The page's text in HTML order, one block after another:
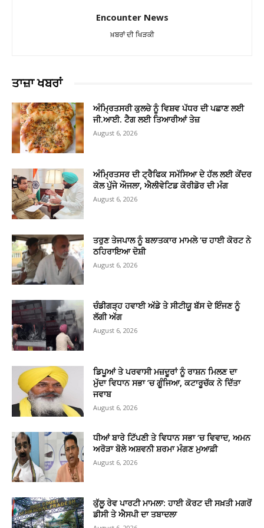
Encounter News
ਖ਼ਬਰਾਂ ਦੀ ਖਿੜਕੀ
ਤਾਜ਼ਾ ਖਬਰਾਂ
ਅੰਮ੍ਰਿਤਸਰੀ ਕੁਲਚੇ ਨੂੰ ਵਿਸ਼ਵ ਪੱਧਰ ਦੀ ਪਛਾਣ ਲਈ
ਜੀ.ਆਈ. ਟੈਗ ਲਈ ਤਿਆਰੀਆਂ ਤੇਜ਼
August 6, 2026
ਅੰਮ੍ਰਿਤਸਰ ਦੀ ਟ੍ਰੈਫਿਕ ਸਮੱਸਿਆ ਦੇ ਹੱਲ ਲਈ ਕੇਂਦਰ
ਕੋਲ ਪੁੱਜੇ ਔਜਲਾ, ਐਲੀਵੇਟਿਡ ਕੋਰੀਡੋਰ ਦੀ ਮੰਗ
August 6, 2026
ਤਰੁਣ ਤੇਜਪਾਲ ਨੂੰ ਬਲਾਤਕਾਰ ਮਾਮਲੇ ’ਚ ਹਾਈ ਕੋਰਟ ਨੇ
ਠਹਿਰਾਇਆ ਦੋਸ਼ੀ
August 6, 2026
ਚੰਡੀਗੜ੍ਹ ਹਵਾਈ ਅੱਡੇ ਤੇ ਸੀਟੀਯੂ ਬੱਸ ਦੇ ਇੰਜਣ ਨੂੰ
ਲੱਗੀ ਅੱਗ
August 6, 2026
ਡਿਪੂਆਂ ਤੇ ਪਰਵਾਸੀ ਮਜ਼ਦੂਰਾਂ ਨੂੰ ਰਾਸ਼ਨ ਮਿਲਣ ਦਾ
ਮੁੱਦਾ ਵਿਧਾਨ ਸਭਾ ’ਚ ਗੂੰਜਿਆ, ਕਟਾਰੂਚੱਕ ਨੇ ਦਿੱਤਾ
ਜਵਾਬ
August 6, 2026
ਧੀਆਂ ਬਾਰੇ ਟਿੱਪਣੀ ਤੇ ਵਿਧਾਨ ਸਭਾ ‘ਚ ਵਿਵਾਦ, ਅਮਨ
ਅਰੋੜਾ ਬੋਲੇ ਅਸ਼ਵਨੀ ਸ਼ਰਮਾ ਮੰਗਣ ਮੁਆਫ਼ੀ
August 6, 2026
ਕੁੱਲੂ ਰੇਵ ਪਾਰਟੀ ਮਾਮਲਾ: ਹਾਈ ਕੋਰਟ ਦੀ ਸਖ਼ਤੀ ਮਗਰੋਂ
ਡੀਸੀ ਤੇ ਐਸਪੀ ਦਾ ਤਬਾਦਲਾ